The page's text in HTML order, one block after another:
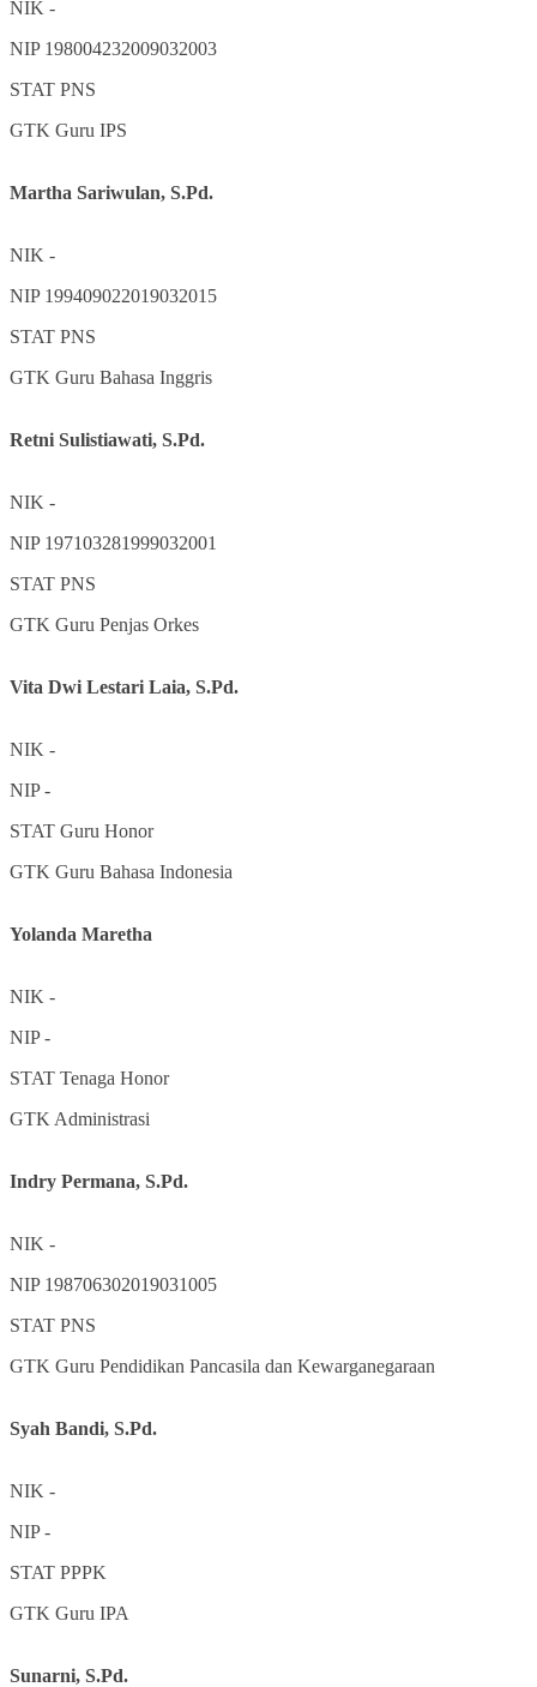
NIK -
NIP 198004232009032003
STAT PNS
GTK Guru IPS
Martha Sariwulan, S.Pd.
NIK -
NIP 199409022019032015
STAT PNS
GTK Guru Bahasa Inggris
Retni Sulistiawati, S.Pd.
NIK -
NIP 197103281999032001
STAT PNS
GTK Guru Penjas Orkes
Vita Dwi Lestari Laia, S.Pd.
NIK -
NIP-
STAT Guru Honor
GTK Guru Bahasa Indonesia
Yolanda Maretha
NIK -
NIP-
STAT Tenaga Honor
GTK Administrasi
Indry Permana, S.Pd.
NIK -
NIP 198706302019031005
STAT PNS
GTK Guru Pendidikan Pancasila dan Kewarganegaraan
Syah Bandi, S.Pd.
NIK -
NIP-
STAT PPPK
GTK Guru IPA
Sunarni, S.Pd.